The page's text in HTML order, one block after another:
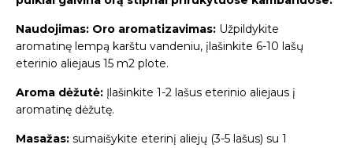
Naudojimas: Oro aromatizavimas: Užpildykite
aromatinę lempą karštu vandeniu, įlašinkite 6-10 lašų
eterinio aliejaus 15 m2 plote.
Aroma dėžutė: Įlašinkite 1-2 lašus eterinio aliejaus į
aromatinę dėžutę.
Masažas: sumaišykite eterinį aliejų (3-5 lašus) su 1